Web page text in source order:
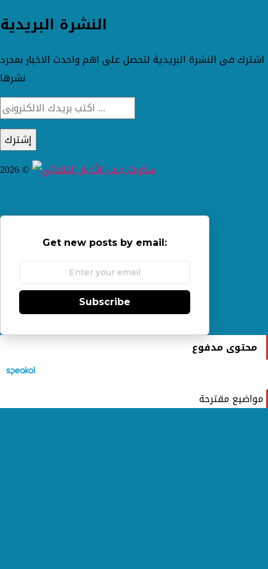
النشرة البريدية
اشترك فى النشرة البريدية لتحصل على اهم واحدث الاخبار بمجرد
نشرها
2026 ©
Get new posts by email:
Subscribe
محتوى مدفوع
مواضيع مقترحة